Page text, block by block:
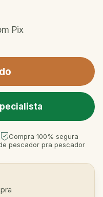
Pix
Compra 100% segura
pescador pra pescador